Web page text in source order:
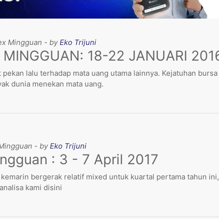
Mingguan - byEko Trijuni
MINGGUAN: 18-22 JANUARI
lalu terhadap mata uang utama lainnya. Kejatuhan
dunia menekan mata uang.
- byEko Trijuni
: 3 - 7 April 2017
bergerak relatif mixed untuk kuartal pertama tahun
kami disini